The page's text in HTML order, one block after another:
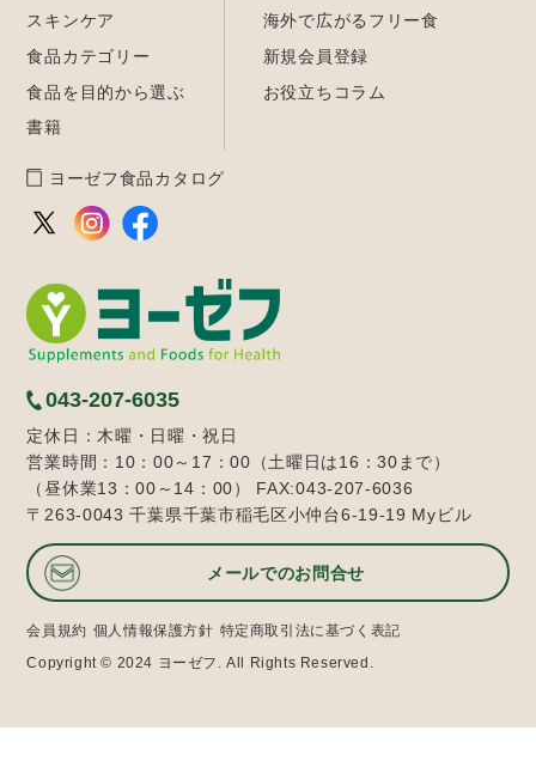
043-207-6035
定休日：木曜・日曜・祝日
営業時間：10：00～17：00（土曜日は16：30まで）
（昼休業13：00～14：00） FAX:043-207-6036
〒263-0043 千葉県千葉市稲毛区小仲台6-19-19 Myビル
メールでのお問合せ
会員規約 個人情報保護方針 特定商取引法に基づく表記
Copyright © 2024 ヨーゼフ. All Rights Reserved.
スキンケア
食品カテゴリー
食品を目的から選ぶ
書籍
海外で広がるフリー食
新規会員登録
お役立ちコラム
ヨーゼフ食品カタログ